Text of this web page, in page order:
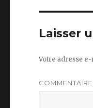
Laisser
Votre adresse
COMMENTAIRE